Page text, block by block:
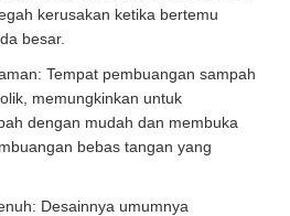
kerusakan ketika bertemu
besar.
Tempat pembuangan sampah
memungkinkan untuk
dengan mudah dan membuka
bebas tangan yang
Desainnya umumnya